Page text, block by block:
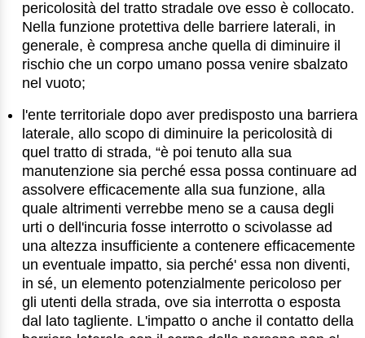
pericolosità del tratto stradale ove esso è collocato.
Nella funzione protettiva delle barriere laterali, in
generale, è compresa anche quella di diminuire il
rischio che un corpo umano possa venire sbalzato
nel vuoto;
l'ente territoriale dopo aver predisposto una barriera
laterale, allo scopo di diminuire la pericolosità di
quel tratto di strada, “è poi tenuto alla sua
manutenzione sia perché essa possa continuare ad
assolvere efficacemente alla sua funzione, alla
quale altrimenti verrebbe meno se a causa degli
urti o dell'incuria fosse interrotto o scivolasse ad
una altezza insufficiente a contenere efficacemente
un eventuale impatto, sia perché' essa non diventi,
in sé, un elemento potenzialmente pericoloso per
gli utenti della strada, ove sia interrotta o esposta
dal lato tagliente. L'impatto o anche il contatto della